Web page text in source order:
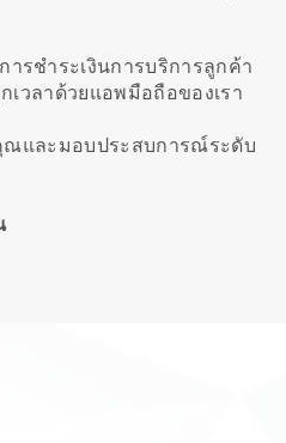
ารชำระเงินการบริการลูกค้า
วลาด้วยแอพมือถือของเรา
ณและมอบประสบการณ์ระดับ